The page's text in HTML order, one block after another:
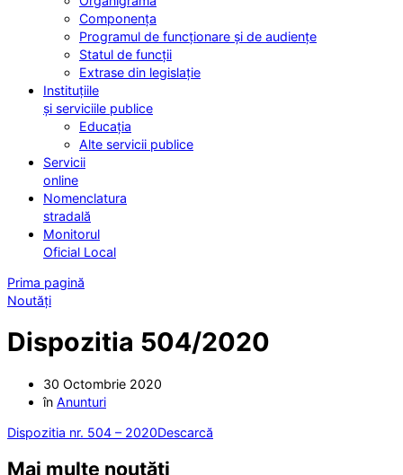
Componența
Programul de funcționare și de audiențe
Statul de funcții
Extrase din legislație
Instituțiile
și serviciile publice
Educația
Alte servicii publice
Servicii
online
Nomenclatura
stradală
Monitorul
Oficial Local
Prima pagină
Noutăți
Dispozitia 504/2020
30 Octombrie 2020
în Anunturi
Dispozitia nr. 504 – 2020Descarcă
Mai multe noutăți